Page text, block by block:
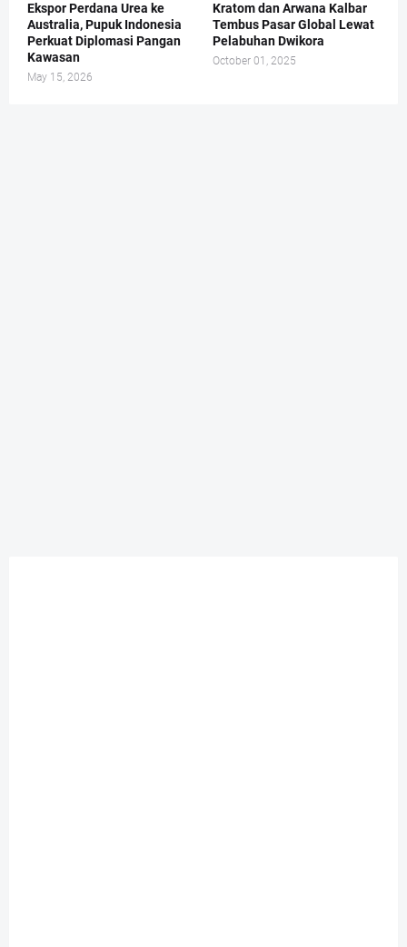
Ekspor Perdana Urea ke
Australia, Pupuk Indonesia
Perkuat Diplomasi Pangan
Kawasan
May 15, 2026
Kratom dan Arwana Kalbar
Tembus Pasar Global Lewat
Pelabuhan Dwikora
October 01, 2025